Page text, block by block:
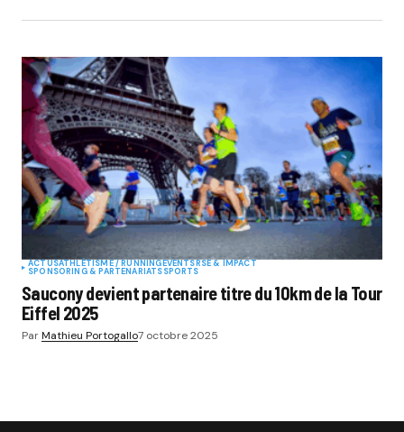
ACTUSATHLÉTISME / RUNNINGEVENTSRSE & IMPACT
SPONSORING & PARTENARIATSSPORTS
Saucony devient partenaire titre du 10km de la Tour
Eiffel 2025
ParMathieu Portogallo7 octobre 2025